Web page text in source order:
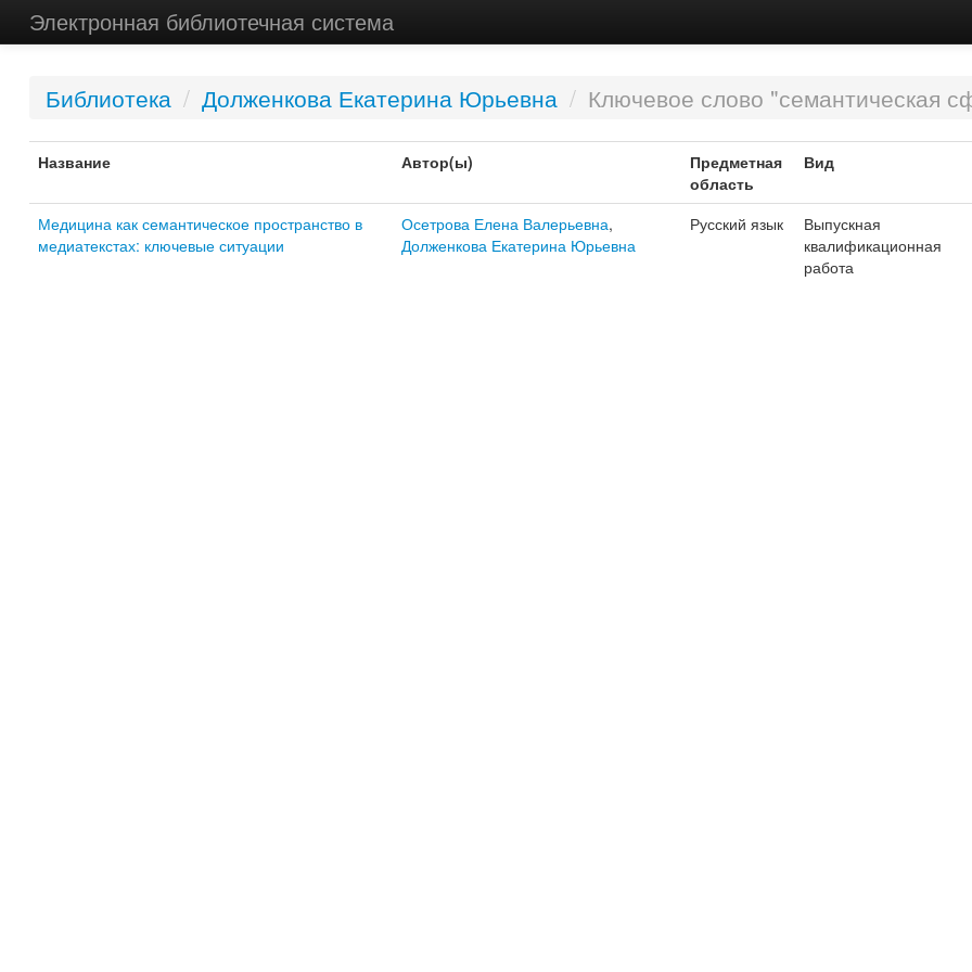
Электронная библиотечная система
Библиотека / Долженкова Екатерина Юрьевна / Ключевое слово "семантическая
Название Автор(ы)
Предметная
область
Вид
Медицина как семантическое пространство в
медиатекстах: ключевые ситуации
Осетрова Елена Валерьевна,
Долженкова Екатерина Юрьевна
Русский язык
Выпускная
квалификационная
работа